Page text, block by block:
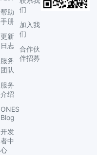
帮助
手册
更新
日志
服务
团队
服务
介绍
ONES
Blog
开发
者中
心
们
加入我
们
合作伙
伴招募